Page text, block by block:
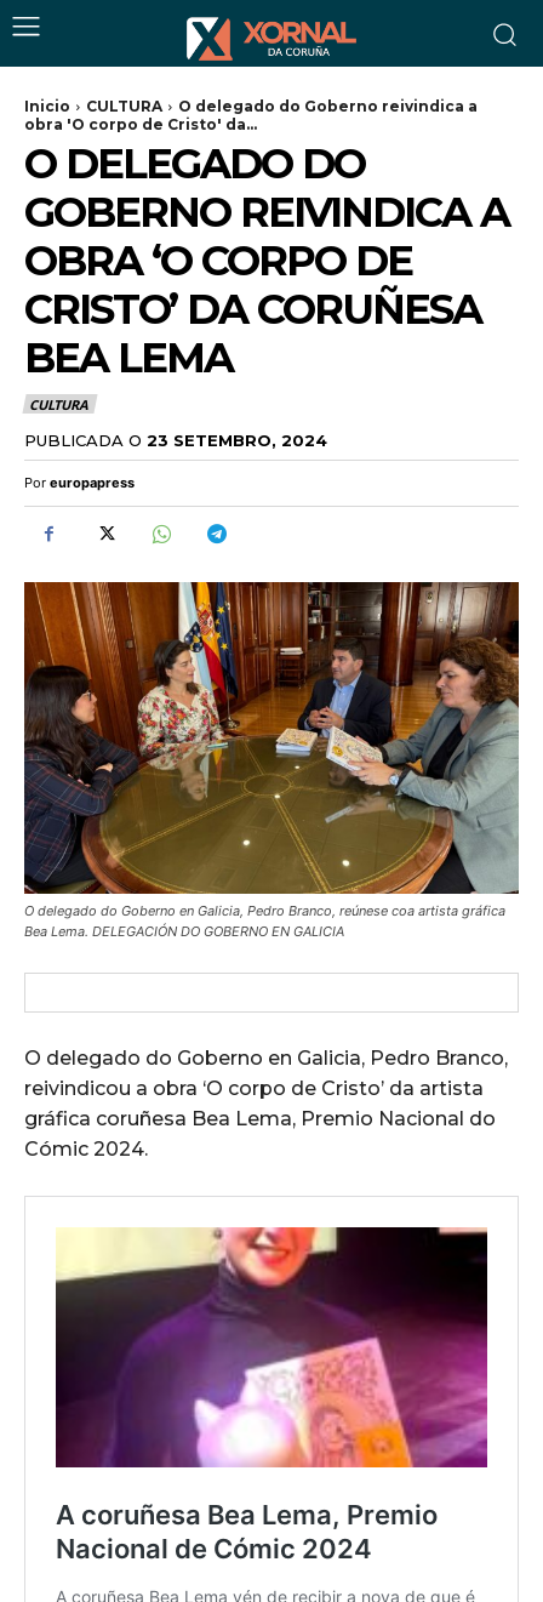
Inicio CULTURA
O delegado do Goberno reivindica a
obra 'O corpo de Cristo' da...
O DELEGADO DO
GOBERNO REIVINDICA A
OBRA ‘O CORPO DE
CRISTO’ DA CORUÑESA
BEA LEMA
CULTURA
PUBLICADA O 23 SETEMBRO, 2024
Por europapress
O delegado do Goberno en Galicia, Pedro Branco, reúnese coa artista gráfica
Bea Lema. DELEGACIÓN DO GOBERNO EN GALICIA
O delegado do Goberno en Galicia, Pedro Branco,
reivindicou a obra ‘O corpo de Cristo’ da artista
gráfica coruñesa Bea Lema, Premio Nacional do
Cómic 2024.